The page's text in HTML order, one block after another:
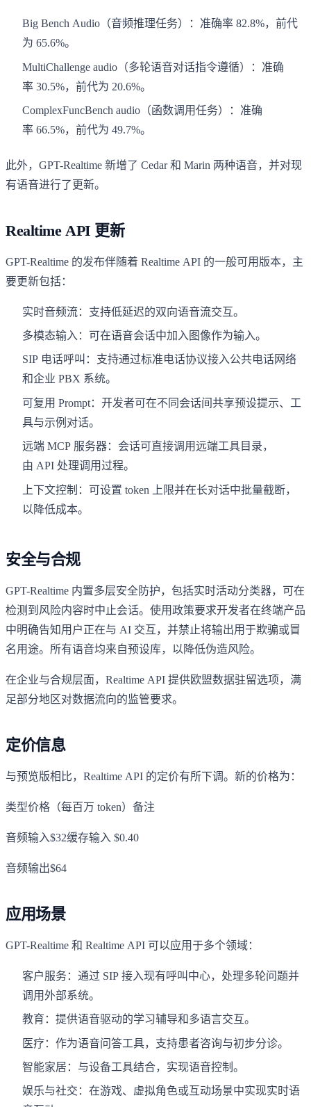
Big Bench Audio（音频推理任务）：准确率 82.8%，前代
为 65.6%。
MultiChallenge audio（多轮语音对话指令遵循）：准确
率 30.5%，前代为 20.6%。
ComplexFuncBench audio（函数调用任务）：准确
率 66.5%，前代为 49.7%。
此外，GPT-Realtime 新增了 Cedar 和 Marin 两种语音，并对现
有语音进行了更新。
Realtime API 更新
GPT-Realtime 的发布伴随着 Realtime API 的一般可用版本，主
要更新包括：
实时音频流：支持低延迟的双向语音流交互。
多模态输入：可在语音会话中加入图像作为输入。
SIP 电话呼叫：支持通过标准电话协议接入公共电话网络
和企业 PBX 系统。
可复用 Prompt：开发者可在不同会话间共享预设提示、工
具与示例对话。
远端 MCP 服务器：会话可直接调用远端工具目录，
由 API 处理调用过程。
上下文控制：可设置 token 上限并在长对话中批量截断，
以降低成本。
安全与合规
GPT-Realtime 内置多层安全防护，包括实时活动分类器，可在
检测到风险内容时中止会话。使用政策要求开发者在终端产品
中明确告知用户正在与 AI 交互，并禁止将输出用于欺骗或冒
名用途。所有语音均来自预设库，以降低伪造风险。
在企业与合规层面，Realtime API 提供欧盟数据驻留选项，满
足部分地区对数据流向的监管要求。
定价信息
与预览版相比，Realtime API 的定价有所下调。新的价格为：
类型价格（每百万 token）备注
音频输入$32缓存输入 $0.40
音频输出$64
应用场景
GPT-Realtime 和 Realtime API 可以应用于多个领域：
客户服务：通过 SIP 接入现有呼叫中心，处理多轮问题并
调用外部系统。
教育：提供语音驱动的学习辅导和多语言交互。
医疗：作为语音问答工具，支持患者咨询与初步分诊。
智能家居：与设备工具结合，实现语音控制。
娱乐与社交：在游戏、虚拟角色或互动场景中实现实时语